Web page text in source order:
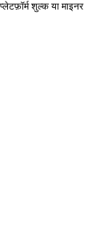
शुल्क या माइनर